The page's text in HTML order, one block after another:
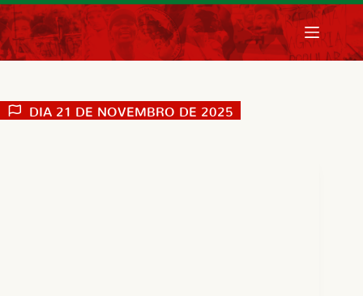
Pular
para
o
conteúdo
DIA 21 DE NOVEMBRO DE 2025